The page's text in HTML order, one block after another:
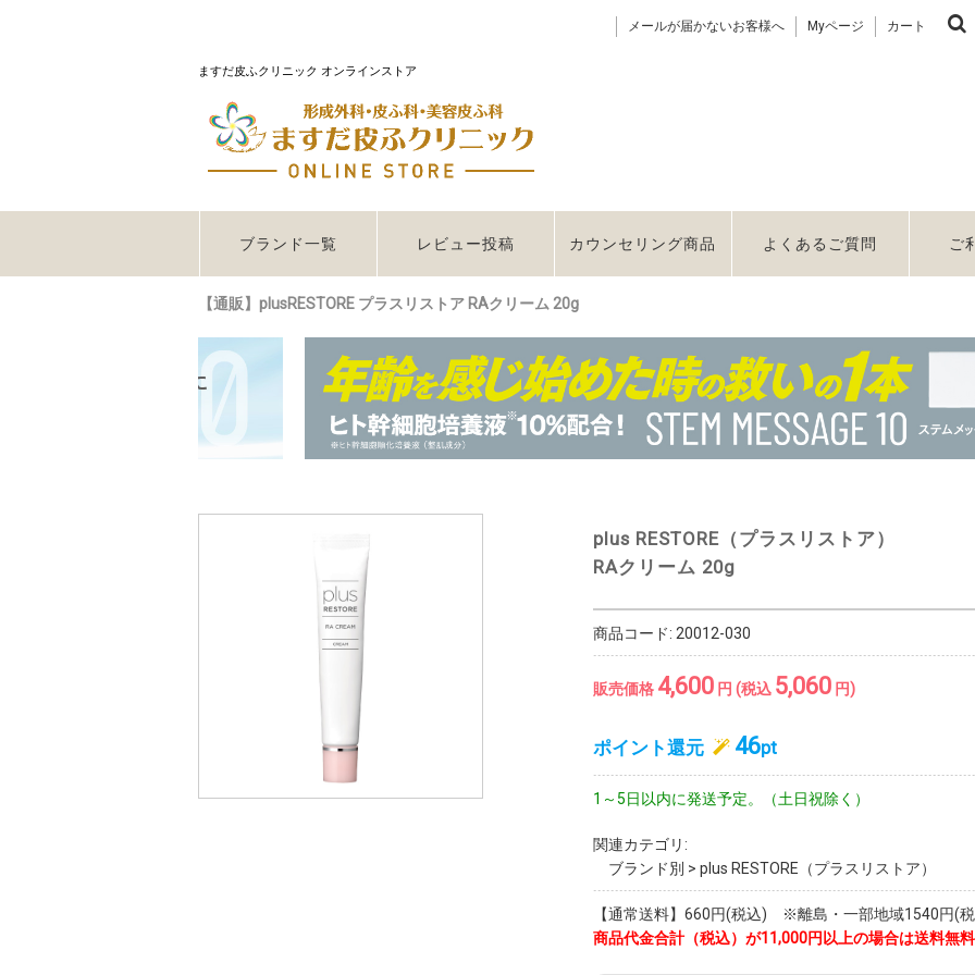
メールが届かないお客様へ Myページ カート
ますだ皮ふクリニック オンラインストア
ブランド一覧 レビュー投稿 カウンセリング商品 よくあるご質問 ご
【通販】plusRESTORE プラスリストア RAクリーム 20g
plus RESTORE（プラスリストア）
RAクリーム 20g
商品コード: 20012-030
販売価格 4,600円 (税込 5,060円)
ポイント還元 46pt
1～5日以内に発送予定。（土日祝除く）
関連カテゴリ:
ブランド別 > plus RESTORE（プラスリストア）
【通常送料】660円(税込) ※離島・一部地域1540円(
商品代金合計（税込）が11,000円以上の場合は送料無